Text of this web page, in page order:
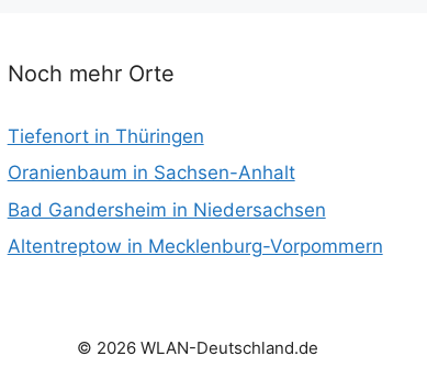
Noch mehr Orte
Tiefenort in Thüringen
Oranienbaum in Sachsen-Anhalt
Bad Gandersheim in Niedersachsen
Altentreptow in Mecklenburg-Vorpommern
© 2026 WLAN-Deutschland.de